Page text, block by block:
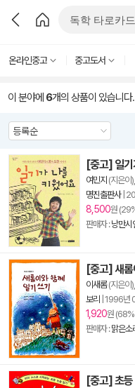
온라인중고 중고도서
이 분야에 6개의 상품이 있습니다.
[중고] 일기
여민지 (지은이),
명진출판사|
8,500원
판매자 :낭만시
[중고] 새롬
이새롬(지은이),
보리 1996년
1,920원 (68%
판매자 :맑은소
[중고] 초등